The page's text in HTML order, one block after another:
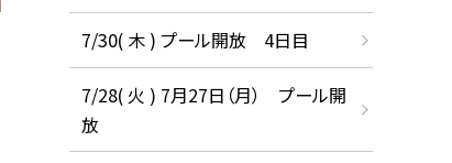
7/30( 木 ) プール開放 4日目
7/28( 火 ) 7月27日（月） プール開
放